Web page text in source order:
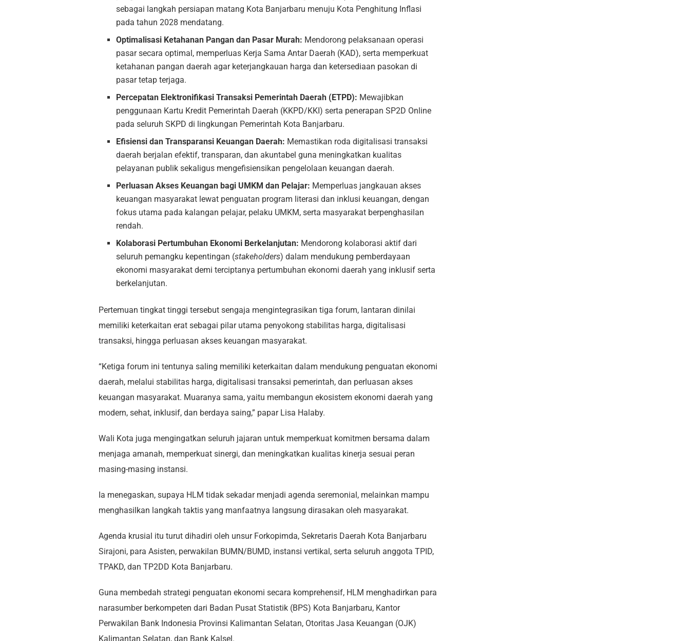
sebagai langkah persiapan matang Kota Banjarbaru menuju Kota Penghitung Inflasi
pada tahun 2028 mendatang.
Optimalisasi Ketahanan Pangan dan Pasar Murah: Mendorong pelaksanaan operasi
pasar secara optimal, memperluas Kerja Sama Antar Daerah (KAD), serta memperkuat
ketahanan pangan daerah agar keterjangkauan harga dan ketersediaan pasokan di
pasar tetap terjaga.
Percepatan Elektronifikasi Transaksi Pemerintah Daerah (ETPD): Mewajibkan
penggunaan Kartu Kredit Pemerintah Daerah (KKPD/KKI) serta penerapan SP2D Online
pada seluruh SKPD di lingkungan Pemerintah Kota Banjarbaru.
Efisiensi dan Transparansi Keuangan Daerah: Memastikan roda digitalisasi transaksi
daerah berjalan efektif, transparan, dan akuntabel guna meningkatkan kualitas
pelayanan publik sekaligus mengefisiensikan pengelolaan keuangan daerah.
Perluasan Akses Keuangan bagi UMKM dan Pelajar: Memperluas jangkauan akses
keuangan masyarakat lewat penguatan program literasi dan inklusi keuangan, dengan
fokus utama pada kalangan pelajar, pelaku UMKM, serta masyarakat berpenghasilan
rendah.
Kolaborasi Pertumbuhan Ekonomi Berkelanjutan: Mendorong kolaborasi aktif dari
seluruh pemangku kepentingan (stakeholders) dalam mendukung pemberdayaan
ekonomi masyarakat demi terciptanya pertumbuhan ekonomi daerah yang inklusif serta
berkelanjutan.
Pertemuan tingkat tinggi tersebut sengaja mengintegrasikan tiga forum, lantaran dinilai
memiliki keterkaitan erat sebagai pilar utama penyokong stabilitas harga, digitalisasi
transaksi, hingga perluasan akses keuangan masyarakat.
“Ketiga forum ini tentunya saling memiliki keterkaitan dalam mendukung penguatan ekonomi
daerah, melalui stabilitas harga, digitalisasi transaksi pemerintah, dan perluasan akses
keuangan masyarakat. Muaranya sama, yaitu membangun ekosistem ekonomi daerah yang
modern, sehat, inklusif, dan berdaya saing,” papar Lisa Halaby.
Wali Kota juga mengingatkan seluruh jajaran untuk memperkuat komitmen bersama dalam
menjaga amanah, memperkuat sinergi, dan meningkatkan kualitas kinerja sesuai peran
masing-masing instansi.
Ia menegaskan, supaya HLM tidak sekadar menjadi agenda seremonial, melainkan mampu
menghasilkan langkah taktis yang manfaatnya langsung dirasakan oleh masyarakat.
Agenda krusial itu turut dihadiri oleh unsur Forkopimda, Sekretaris Daerah Kota Banjarbaru
Sirajoni, para Asisten, perwakilan BUMN/BUMD, instansi vertikal, serta seluruh anggota TPID,
TPAKD, dan TP2DD Kota Banjarbaru.
Guna membedah strategi penguatan ekonomi secara komprehensif, HLM menghadirkan para
narasumber berkompeten dari Badan Pusat Statistik (BPS) Kota Banjarbaru, Kantor
Perwakilan Bank Indonesia Provinsi Kalimantan Selatan, Otoritas Jasa Keuangan (OJK)
Kalimantan Selatan, dan Bank Kalsel.